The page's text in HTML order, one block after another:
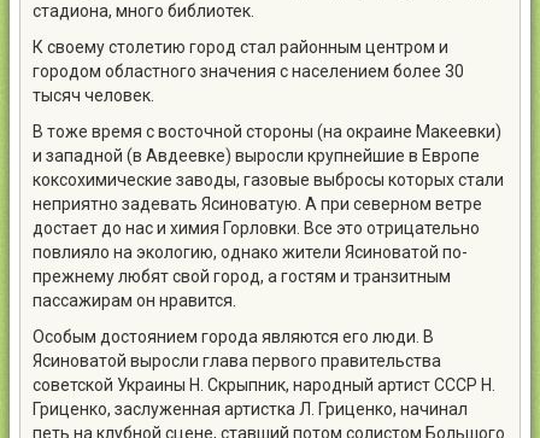
стадиона, много библиотек.
К своему столетию город стал районным центром и
городом областного значения с населением более 30
тысяч человек.
В тоже время с восточной стороны (на окраине Макеевки)
и западной (в Авдеевке) выросли крупнейшие в Европе
коксохимические заводы, газовые выбросы которых стали
неприятно задевать Ясиноватую. А при северном ветре
достает до нас и химия Горловки. Все это отрицательно
повлияло на экологию, однако жители Ясиноватой по-
прежнему любят свой город, а гостям и транзитным
пассажирам он нравится.
Особым достоянием города являются его люди. В
Ясиноватой выросли глава первого правительства
советской Украины Н. Скрыпник, народный артист СССР Н.
Гриценко, заслуженная артистка Л. Гриценко, начинал
петь на клубной сцене, ставший потом солистом Большого